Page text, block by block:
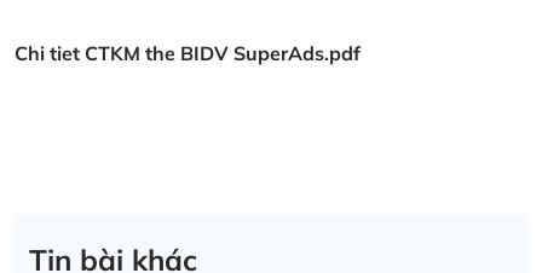
Chi tiet CTKM the BIDV SuperAds.pdf
Tin bài khác